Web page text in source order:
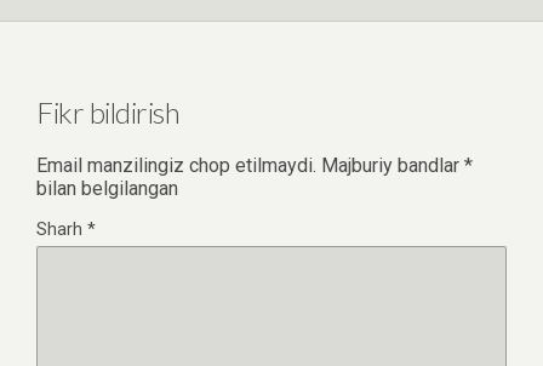
Fikr bildirish
Email manzilingiz chop etilmaydi. Majburiy bandlar *
bilan belgilangan
Sharh *